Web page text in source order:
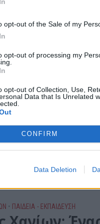
opt-out of the Sale of my
opt-out of processing my
opt-out of Collection, Use,
Data that Is Unrelated
CONFIRM
Data Deletion
εθιμοτυπικής επίσκεψης
της Κυπριακής
Το
ζωή με τον
πράξη προσφοράς, ζωή σε
τη Δανία που έκανε
• ΠΑΙΔΕΙΑ - ΕΚΠΑΙΔΕΥΣΗ